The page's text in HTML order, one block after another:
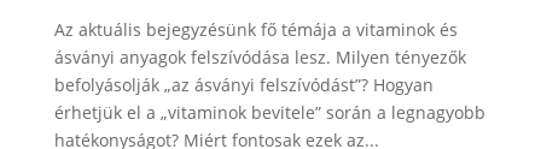
Az aktuális bejegyzésünk fő témája a vitaminok és
ásványi anyagok felszívódása lesz. Milyen tényezők
befolyásolják „az ásványi felszívódást”? Hogyan
érhetjük el a „vitaminok bevitele” során a legnagyobb
hatékonyságot? Miért fontosak ezek az...